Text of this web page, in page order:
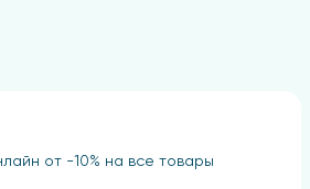
от -10% на все товары